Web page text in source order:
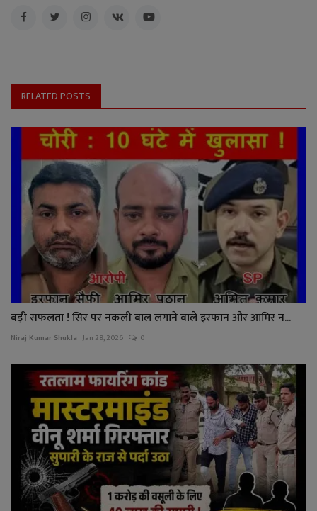
RELATED POSTS
बड़ी सफलता ! सिर पर नकली बाल लगाने वाले इरफान और आमिर न...
Niraj Kumar Shukla Jan 28, 2026 0